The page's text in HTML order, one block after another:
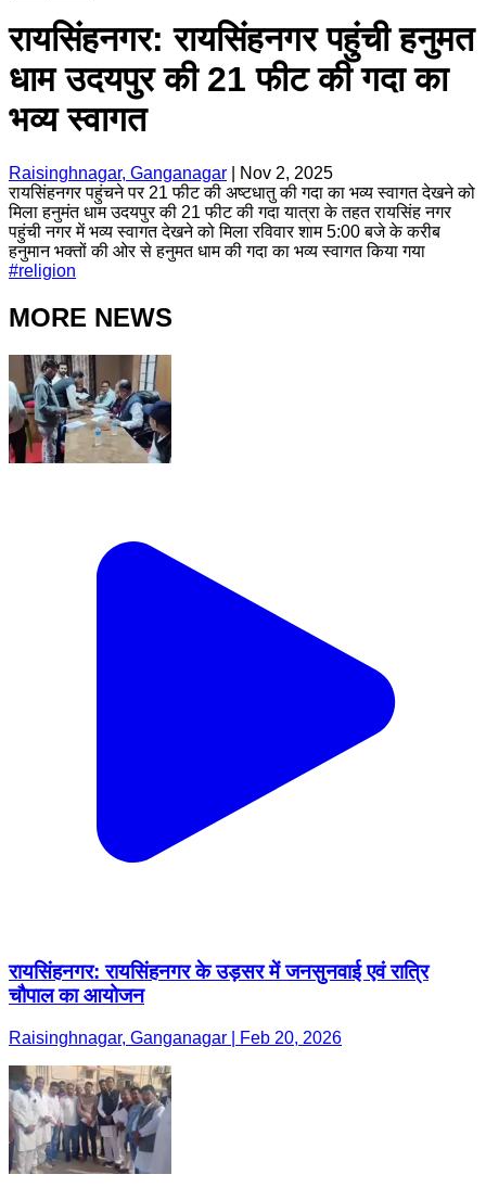
रायसिंहनगर: रायसिंहनगर पहुंची हनुमत
धाम उदयपुर की 21 फीट की गदा का
भव्य स्वागत
Raisinghnagar, Ganganagar
Nov 2, 2025
रायसिंहनगर पहुंचने पर 21 फीट की अष्टधातु की गदा का भव्य स्वागत देखने को
मिला हनुमंत धाम उदयपुर की 21 फीट की गदा यात्रा के तहत रायसिंह नगर
पहुंची नगर में भव्य स्वागत देखने को मिला रविवार शाम 5:00 बजे के करीब
हनुमान भक्तों की ओर से हनुमत धाम की गदा का भव्य स्वागत किया गया
#religion
MORE NEWS
रायसिंहनगर: रायसिंहनगर के उड़सर में जनसुनवाई एवं रात्रि
चौपाल का आयोजन
Raisinghnagar, Ganganagar | Feb 20, 2026